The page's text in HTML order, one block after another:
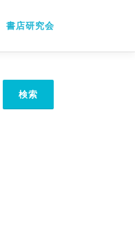
書店研究会